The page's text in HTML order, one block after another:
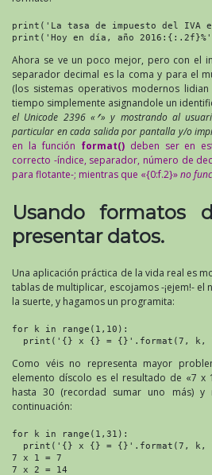
print('La tasa de impuesto del IVA
print('Hoy en día, año
Ahora se ve un poco mejor, pero con el
separador decimal es la coma y para el
(los sistemas operativos modernos
tiempo simplemente asignandole un
el Unicode 2396 «⎖» y mostrando al
particular en cada salida por pantalla y/o
en la función format()deben ser en
correcto -índice, separador, número de
para flotante-; mientras que «{0:f.2}»no
Usando formatos
presentar datos.
Una aplicación práctica de la vida real es
tablas de multiplicar, escojamos -¡ejem!- el
la suerte, y hagamos un programita:
for k in range(1,10):
print('{} x {} = {}'.format(7, k,
Como véis no representa mayor
elemento díscolo es el resultado de «7 x
hasta 30 (recordad sumar uno más) y
continuación:
for k in range(1,31):
print('{} x {} = {}'.format(7, k,
7 x 1 = 7
7 x 2 = 14